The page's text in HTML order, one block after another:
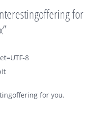
for
8
for you.